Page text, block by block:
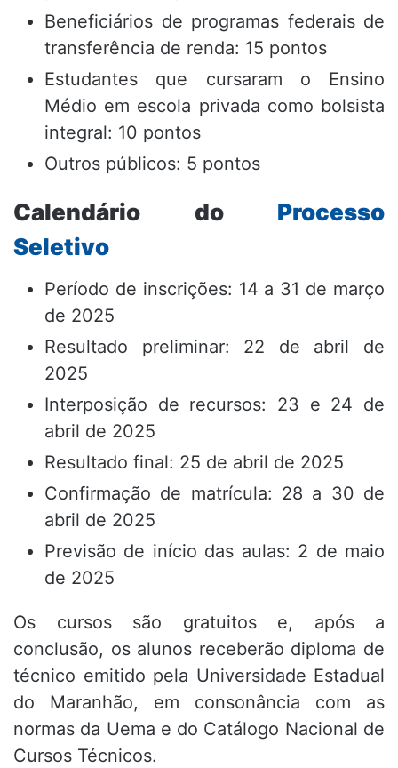
Beneficiários de programas federais de
transferência de renda: 15 pontos
Estudantes que cursaram o Ensino
Médio em escola privada como bolsista
integral: 10 pontos
Outros públicos: 5 pontos
Calendário doProcesso
Seletivo
Período de inscrições: 14 a 31 de março
de 2025
Resultado preliminar: 22 de abril de
2025
Interposição de recursos: 23 e 24 de
abril de 2025
Resultado final: 25 de abril de 2025
Confirmação de matrícula: 28 a 30 de
abril de 2025
Previsão de início das aulas: 2 de maio
de 2025
Os cursos são gratuitos e, após a
conclusão, os alunos receberão diploma de
técnico emitido pela Universidade Estadual
do Maranhão, em consonância com as
normas da Uema e do Catálogo Nacional de
Cursos Técnicos.